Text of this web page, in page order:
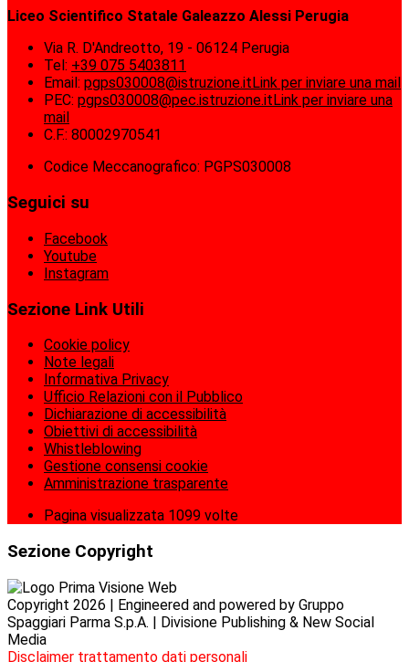
Liceo Scientifico Statale Galeazzo Alessi Perugia
Via R. D'Andreotto, 19 - 06124 Perugia
Tel: +39 075 5403811
Email: pgps030008@istruzione.it Link per inviare una mail
PEC: pgps030008@pec.istruzione.it Link per inviare una
mail
C.F.: 80002970541
Codice Meccanografico: PGPS030008
Seguici su
Facebook
Youtube
Instagram
Sezione Link Utili
Cookie policy
Note legali
Informativa Privacy
Ufficio Relazioni con il Pubblico
Dichiarazione di accessibilità
Obiettivi di accessibilità
Whistleblowing
Gestione consensi cookie
Amministrazione trasparente
Pagina visualizzata 1099 volte
Sezione Copyright
Copyright 2026 | Engineered and powered by Gruppo
Spaggiari Parma S.p.A. | Divisione Publishing & New Social
Media
Disclaimer trattamento dati personali